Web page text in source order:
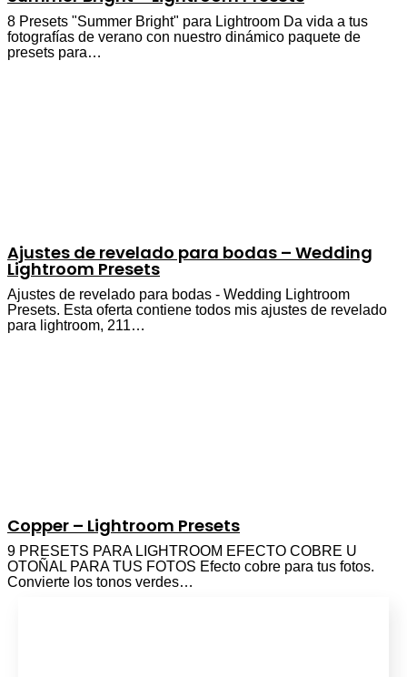
8 Presets "Summer Bright" para Lightroom Da vida a tus
fotografías de verano con nuestro dinámico paquete de
presets para…
Ajustes de revelado para bodas – Wedding
Lightroom Presets
Ajustes de revelado para bodas - Wedding Lightroom
Presets. Esta oferta contiene todos mis ajustes de revelado
para lightroom, 211…
Copper – Lightroom Presets
9 PRESETS PARA LIGHTROOM EFECTO COBRE U
OTOÑAL PARA TUS FOTOS Efecto cobre para tus fotos.
Convierte los tonos verdes…